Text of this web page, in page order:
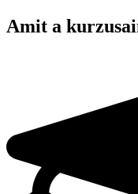
Amit a